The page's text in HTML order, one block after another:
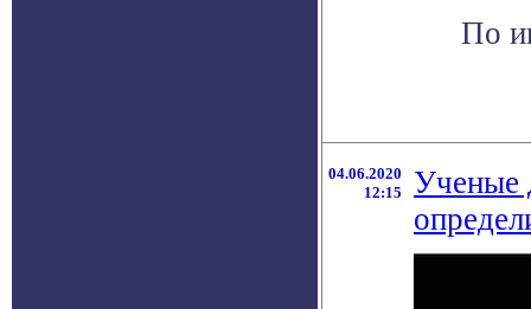
По
04.06.2020
12:15
Ученые